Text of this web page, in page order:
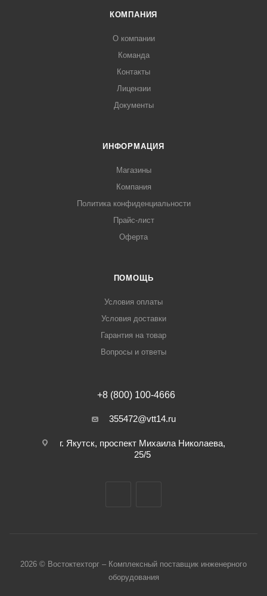
КОМПАНИЯ
О компании
Команда
Контакты
Лицензии
Документы
ИНФОРМАЦИЯ
Магазины
Компания
Политика конфиденциальности
Прайс-лист
Оферта
ПОМОЩЬ
Условия оплаты
Условия доставки
Гарантия на товар
Вопросы и ответы
+8 (800) 100-4666
355472@vtt14.ru
г. Якутск, проспект Михаила Николаева,
25/5
2026 © Востоктехторг – Комплексный поставщик инженерного
оборудования